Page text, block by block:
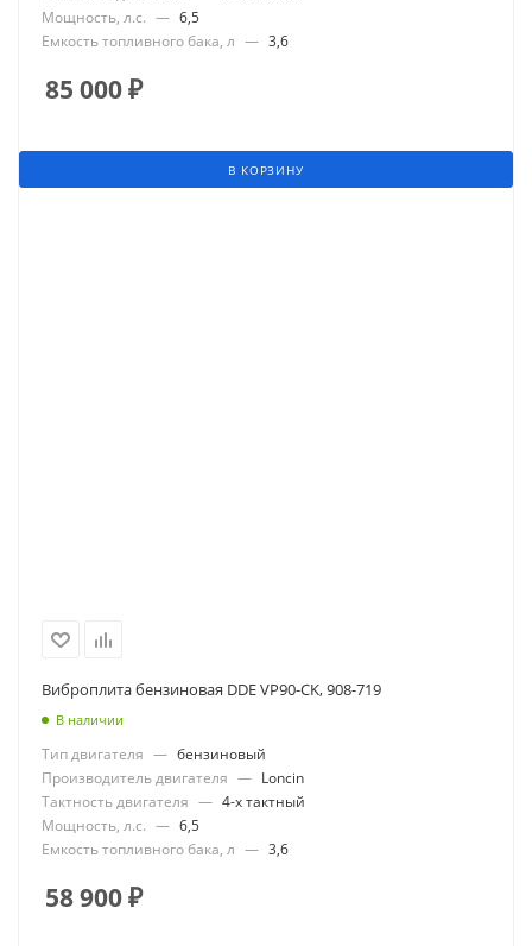
Мощность, л.с. — 6,5
Емкость топливного бака, л — 3,6
85 000₽
В КОРЗИНУ
Виброплита бензиновая DDE VP90-CK, 908-719
В наличии
Тип двигателя — бензиновый
Производитель двигателя — Loncin
Тактность двигателя — 4-х тактный
Мощность, л.с. — 6,5
Емкость топливного бака, л — 3,6
58 900₽